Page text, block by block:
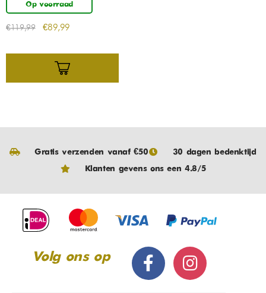
Op voorraad
€119,99 €89,99
Gratis verzenden vanaf €50
30 dagen bedenktijd
Klanten gevens ons een 4.8/5
Volg ons op